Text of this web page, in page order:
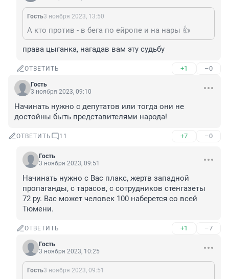
Гость3 ноября 2023, 13:50
А кто против - в бега по ейропе и на нары 👍
права цыганка, нагадав вам эту судьбу
ОТВЕТИТЬ +1 –0
Гость
3 ноября 2023, 09:10
Начинать нужно с депутатов или тогда они не
достойны быть представителями народа!
ОТВЕТИТЬ 11 +7 –0
Гость
3 ноября 2023, 09:51
Начинать нужно с Вас плакс, жертв западной
пропаганды, с тарасов, с сотрудников стенгазеты
72 ру. Вас может человек 100 наберется со всей
Тюмени.
ОТВЕТИТЬ +1 –7
Гость
3 ноября 2023, 10:25
Гость3 ноября 2023, 09:51